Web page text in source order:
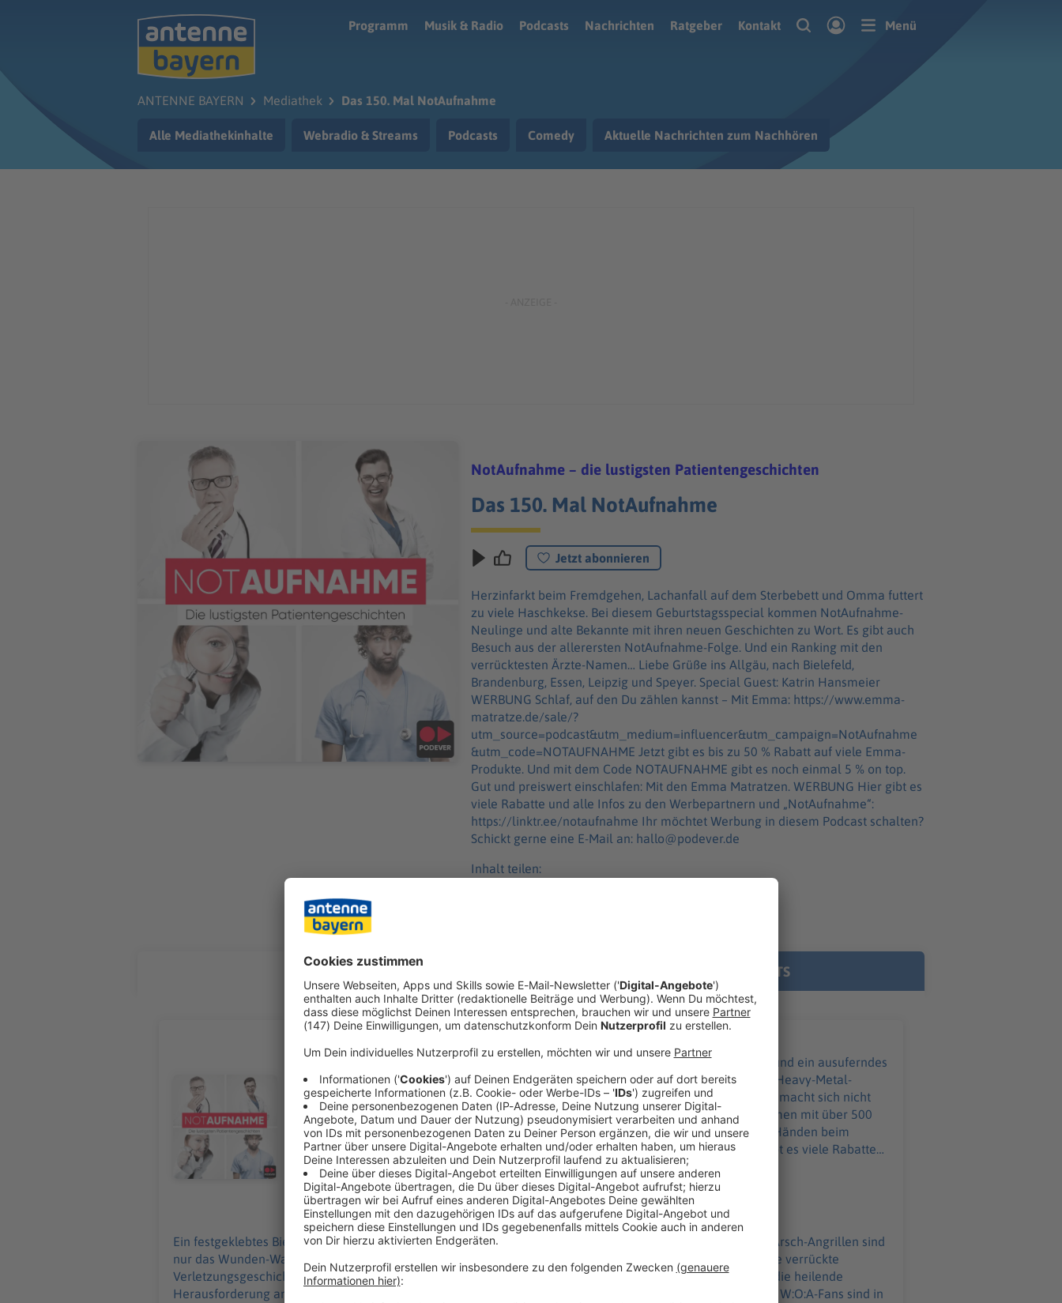
Programm
Musik & Radio Podcasts Nachrichten Ratgeber Kontakt Menü
ANTENNE BAYERN Mediathek Das 150. Mal NotAufnahme
Alle Mediathekinhalte Webradio & Streams Podcasts Comedy Aktuelle Nachrichten zum Nachhören
NotAufnahme – die lustigsten Patientengeschichten
Das 150. Mal NotAufnahme
Jetzt abonnieren
Herzinfarkt beim Fremdgehen, Lachanfall auf dem Sterbebett und Omma futtert
zu viele Haschkekse. Bei diesem Geburtstagsspecial kommen NotAufnahme-
Neulinge und alte Bekannte mit ihren neuen Geschichten zu Wort. Es gibt auch
Besuch aus der allerersten NotAufnahme-Folge. Und ein Ranking mit den
verrücktesten Ärzte-Namen… Liebe Grüße ins Allgäu, nach Bielefeld,
Brandenburg, Essen, Leipzig und Speyer. Special Guest: Katrin Hansmeier
WERBUNG Schlaf, auf den Du zählen kannst – Mit Emma: https://www.emma-
matratze.de/sale/?
utm_source=podcast&utm_medium=influencer&utm_campaign=NotAufnahme
&utm_code=NOTAUFNAHME Jetzt gibt es bis zu 50 % Rabatt auf viele Emma-
Produkte. Und mit dem Code NOTAUFNAHME gibt es noch einmal 5 % on top.
Gut und preiswert einschlafen: Mit den Emma Matratzen. WERBUNG Hier gibt es
viele Rabatte und alle Infos zu den Werbepartnern und „NotAufnahme“:
https://linktr.ee/notaufnahme Ihr möchtet Werbung in diesem Podcast schalten?
Schickt gerne eine E-Mail an: hallo@podever.de
Inhalt teilen:
ALLE FOLGEN ANDERE PODCASTS
Audiotitel - Au Wacken
Ein festgeklebtes Bierfass an der Stirn, eine eingeklemmte Vorhaut im Reißverschluss und ein ausuferndes
Arsch-Angrillen sind nur das Wunden-Warm‑Up beim Wacken Open Air. Beim größten Heavy-Metal-
Festival der Welt gibt es viele verrückte Verletzungsgeschichten. Und Wiebke Düsberg macht sich nicht
vom (berühmtesten) Acker, sondern nimmt die heilende Herausforderung an – zusammen mit über 500
weiteren Einsatzkräften des Wacken Rescue Squads. 85.000 W:O:A-Fans sind in guten Händen beim
24‑Stunden‑Sanitätsdienst. Selbst im schrägsten *Schlammassel* … WERBUNG Hier gibt es viele Rabatte
und alle Infos zu den Werbepartnern und „NotAufnahme“: https://linktr.ee/notaufnahme Ihr möchtet
Werbung in diesem Podcast schalten? Schickt gerne eine E-Mail an: hallo@podever.de
28.07.2026 19:17 / 32min
Ein festgeklebtes Bierfass an der Stirn, eine eingeklemmte Vorhaut im Reißverschluss und ein ausuferndes Arsch-Angrillen sind
nur das Wunden-Warm‑Up beim Wacken Open Air. Beim größten Heavy-Metal-Festival der Welt gibt es viele verrückte
Verletzungsgeschichten. Und Wiebke Düsberg macht sich nicht vom (berühmtesten) Acker, sondern nimmt die heilende
Herausforderung an – zusammen mit über 500 weiteren Einsatzkräften des Wacken Rescue Squads. 85.000 W:O:A-Fans sind in